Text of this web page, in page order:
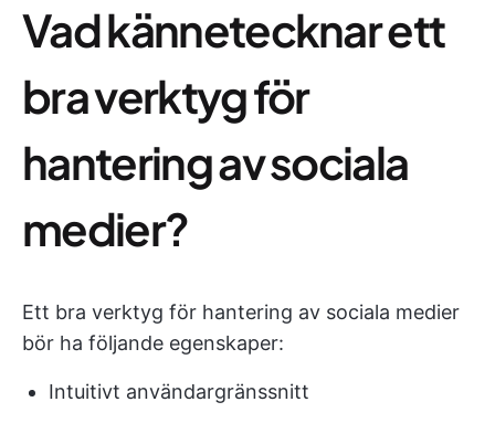
Vad kännetecknar ett
bra verktyg för
hantering av sociala
medier?
Ett bra verktyg för hantering av sociala medier
bör ha följande egenskaper:
Intuitivt användargränssnitt